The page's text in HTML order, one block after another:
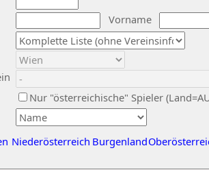
Vorname
Nur "österreichische" Spieler
Niederösterreich Burgenland